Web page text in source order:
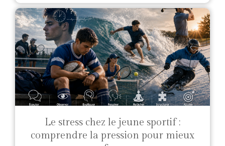
Le stress chez le jeune sportif :
comprendre la pression pour mieux